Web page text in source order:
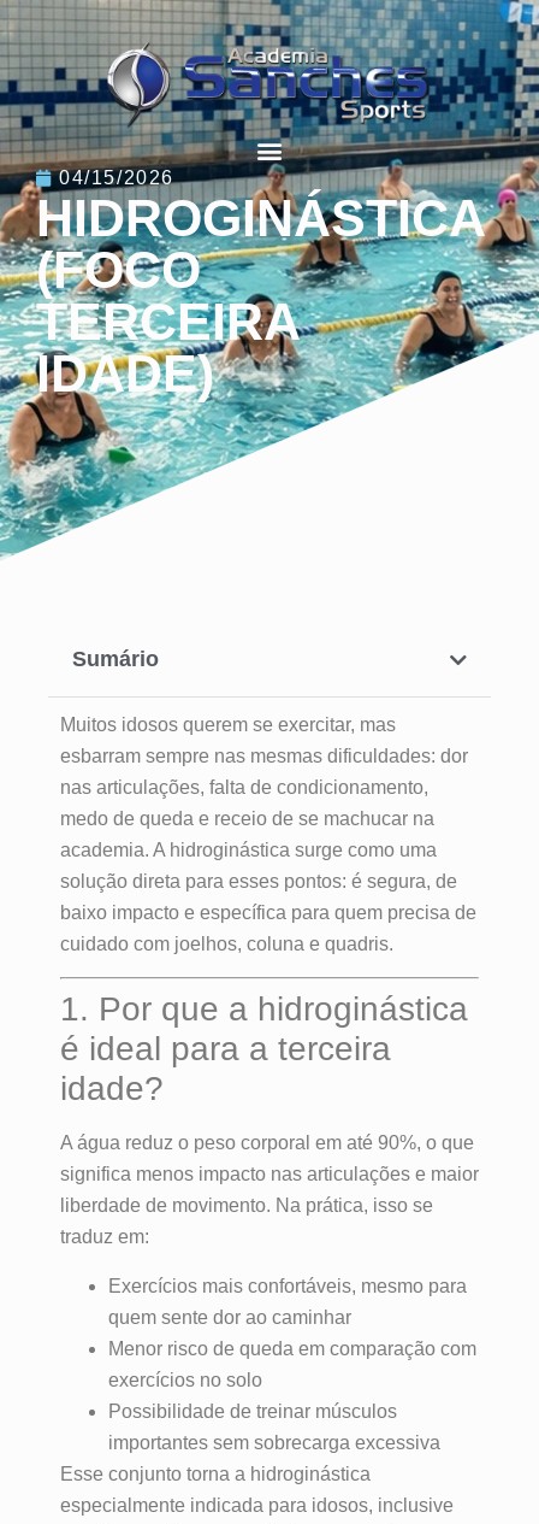
04/15/2026
HIDROGINÁSTICA
(FOCO
TERCEIRA
IDADE)
Sumário
Muitos idosos querem se exercitar, mas
esbarram sempre nas mesmas dificuldades: dor
nas articulações, falta de condicionamento,
medo de queda e receio de se machucar na
academia. A hidroginástica surge como uma
solução direta para esses pontos: é segura, de
baixo impacto e específica para quem precisa de
cuidado com joelhos, coluna e quadris.
1. Por que a hidroginástica
é ideal para a terceira
idade?
A água reduz o peso corporal em até 90%, o que
significa menos impacto nas articulações e maior
liberdade de movimento. Na prática, isso se
traduz em:
Exercícios mais confortáveis, mesmo para
quem sente dor ao caminhar
Menor risco de queda em comparação com
exercícios no solo
Possibilidade de treinar músculos
importantes sem sobrecarga excessiva
Esse conjunto torna a hidroginástica
especialmente indicada para idosos, inclusive